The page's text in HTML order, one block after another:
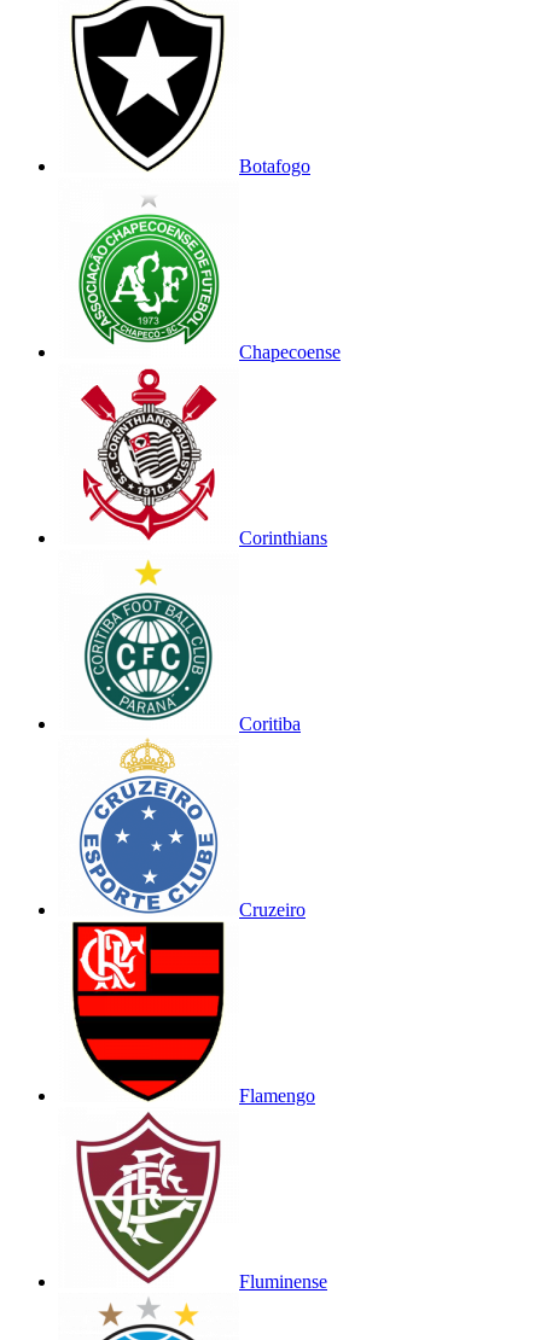
Botafogo
Chapecoense
Corinthians
Coritiba
Cruzeiro
Flamengo
Fluminense